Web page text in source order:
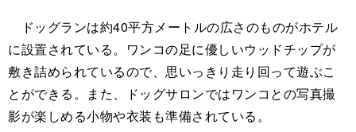
ドッグランは約40平方メートルの広さのものがホテル
に設置されている。ワンコの足に優しいウッドチップが
敷き詰められているので、思いっきり走り回って遊ぶこ
とができる。また、ドッグサロンではワンコとの写真撮
影が楽しめる小物や衣装も準備されている。